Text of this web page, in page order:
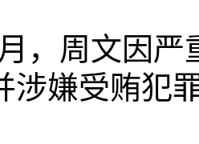
，周文因
涉嫌受贿犯